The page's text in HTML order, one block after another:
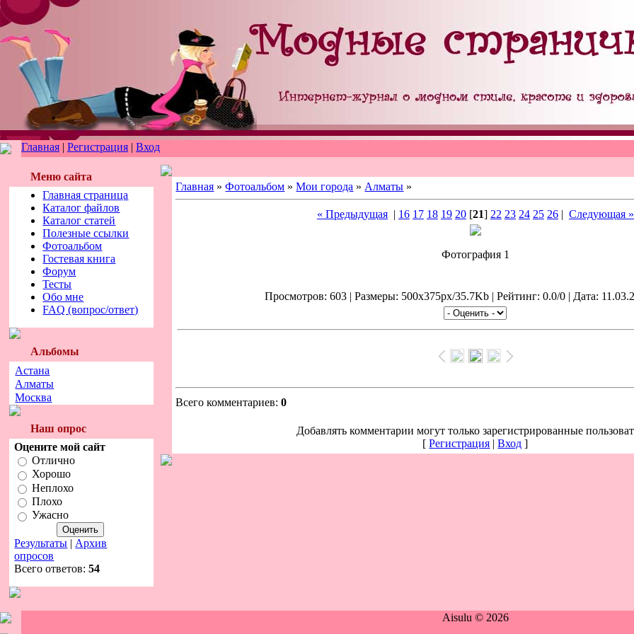
Главная | Регистрация | Вход
Меню сайта
Главная страница
Каталог файлов
Каталог статей
Полезные ссылки
Фотоальбом
Гостевая книга
Форум
Тесты
Обо мне
FAQ (вопрос/ответ)
Альбомы
Астана
Алматы
Москва
Наш опрос
Оцените мой сайт
Отлично
Хорошо
Неплохо
Плохо
Ужасно
Результаты | Архив
опросов
Всего ответов:54
Главная »Фотоальбом »Мои города » Алматы »
« Предыдущая| 16 17 18 19 20[21] 22 23 24 25 26| Следующая »
Фотография 1
Просмотров: 603 | Размеры: 500x375px/35.7Kb | Рейтинг: 0.0/0 | Дата:
Всего комментариев:0
Добавлять комментарии могут только зарегистрированные
[Регистрация |Вход ]
Aisulu © 2026